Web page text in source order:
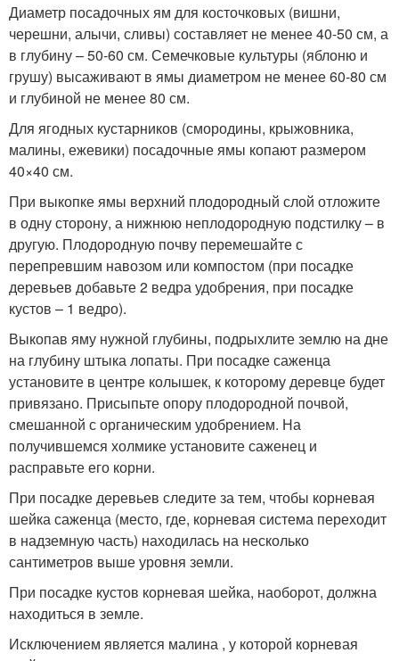
Диаметр посадочных ям для косточковых (вишни,
черешни, алычи, сливы) составляет не менее 40-50 см, а
в глубину – 50-60 см. Семечковые культуры (яблоню и
грушу) высаживают в ямы диаметром не менее 60-80 см
и глубиной не менее 80 см.
Для ягодных кустарников (смородины, крыжовника,
малины, ежевики) посадочные ямы копают размером
40×40 см.
При выкопке ямы верхний плодородный слой отложите
в одну сторону, а нижнюю неплодородную подстилку – в
другую. Плодородную почву перемешайте с
перепревшим навозом или компостом (при посадке
деревьев добавьте 2 ведра удобрения, при посадке
кустов – 1 ведро).
Выкопав яму нужной глубины, подрыхлите землю на дне
на глубину штыка лопаты. При посадке саженца
установите в центре колышек, к которому деревце будет
привязано. Присыпьте опору плодородной почвой,
смешанной с органическим удобрением. На
получившемся холмике установите саженец и
расправьте его корни.
При посадке деревьев следите за тем, чтобы корневая
шейка саженца (место, где, корневая система переходит
в надземную часть) находилась на несколько
сантиметров выше уровня земли.
При посадке кустов корневая шейка, наоборот, должна
находиться в земле.
Исключением является малина , у которой корневая